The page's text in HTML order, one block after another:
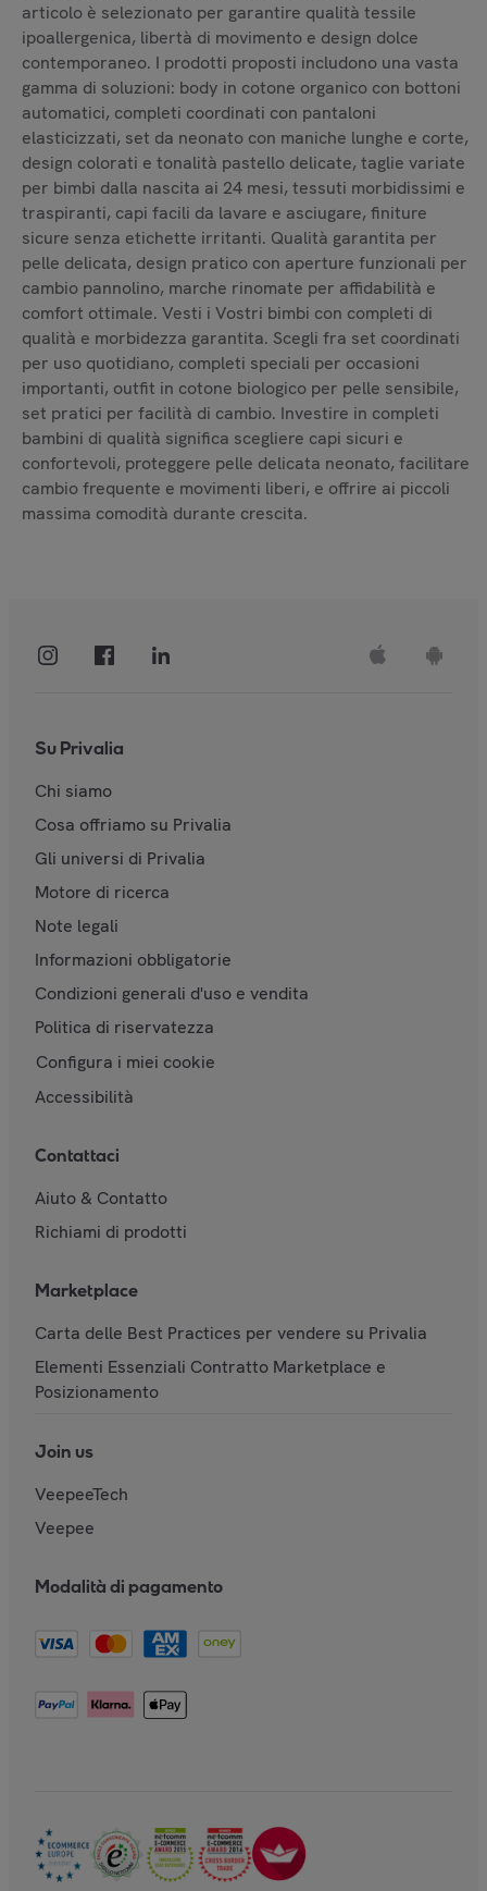
articolo è selezionato per garantire qualità tessile
ipoallergenica, libertà di movimento e design dolce
contemporaneo. I prodotti proposti includono una vasta
gamma di soluzioni: body in cotone organico con bottoni
automatici, completi coordinati con pantaloni
elasticizzati, set da neonato con maniche lunghe e corte,
design colorati e tonalità pastello delicate, taglie variate
per bimbi dalla nascita ai 24 mesi, tessuti morbidissimi e
traspiranti, capi facili da lavare e asciugare, finiture
sicure senza etichette irritanti. Qualità garantita per
pelle delicata, design pratico con aperture funzionali per
cambio pannolino, marche rinomate per affidabilità e
comfort ottimale. Vesti i Vostri bimbi con completi di
qualità e morbidezza garantita. Scegli fra set coordinati
per uso quotidiano, completi speciali per occasioni
importanti, outfit in cotone biologico per pelle sensibile,
set pratici per facilità di cambio. Investire in completi
bambini di qualità significa scegliere capi sicuri e
confortevoli, proteggere pelle delicata neonato, facilitare
cambio frequente e movimenti liberi, e offrire ai piccoli
massima comodità durante crescita.
Su Privalia
Chi siamo
Cosa offriamo su Privalia
Gli universi di Privalia
Motore di ricerca
Note legali
Informazioni obbligatorie
Condizioni generali d'uso e vendita
Politica di riservatezza
Configura i miei cookie
Accessibilità
Contattaci
Aiuto & Contatto
Richiami di prodotti
Marketplace
Carta delle Best Practices per vendere su Privalia
Elementi Essenziali Contratto Marketplace e
Posizionamento
Join us
VeepeeTech
Veepee
Modalità di pagamento